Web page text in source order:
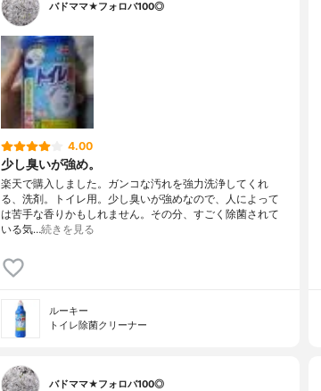
バドママ★フォロバ100◎
4.00
少し臭いが強め。
楽天で購入しました。ガンコな汚れを強力洗浄してくれ
る、洗剤。トイレ用。少し臭いが強めなので、人によって
は苦手な香りかもしれません。その分、すごく除菌されて
いる気…続きを見る
ルーキー
トイレ除菌クリーナー
バドママ★フォロバ100◎